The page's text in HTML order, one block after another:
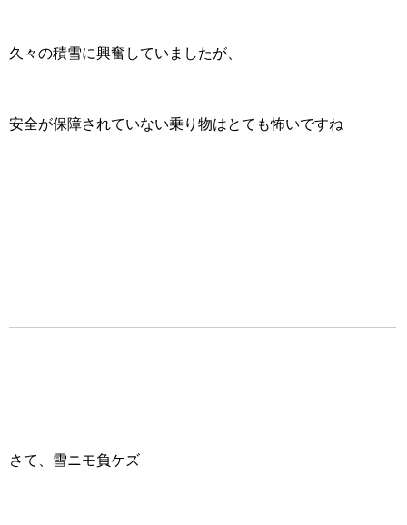
久々の積雪に興奮していましたが、
安全が保障されていない乗り物はとても怖いですね
さて、雪ニモ負ケズ